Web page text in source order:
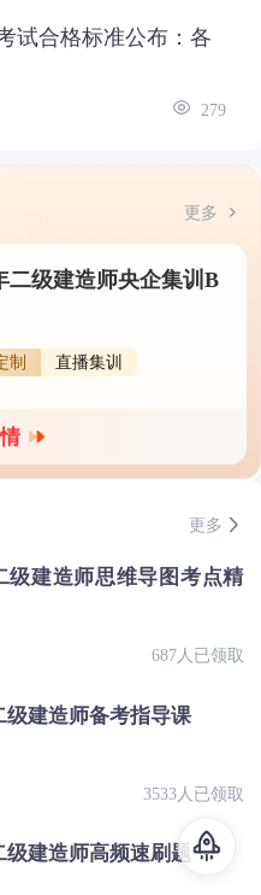
试合格标准公布：各
279
更多
二级建造师央企集训B
制 直播集训
更多
级建造师思维导图考点精
687人已领取
级建造师备考指导课
3533人已领取
级建造师高频速刷题